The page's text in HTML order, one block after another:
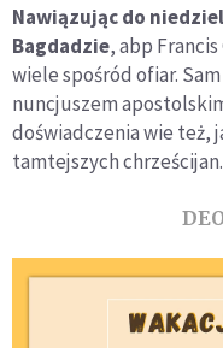
Nawiązując do
Bagdadzie, abp
wiele spośród ofiar.
nuncjuszem
doświadczenia wie też,
tamtejszych chrześcijan.